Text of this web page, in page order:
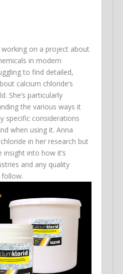
on a project about
in modern
to find detailed,
calcium chloride’s
She’s particularly
the various ways it
specific considerations
when using it. Anna
in her research but
insight into how it’s
and any quality
follow.